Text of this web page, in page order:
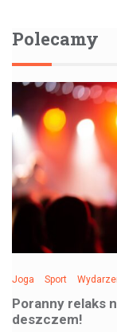
Polecamy
Joga Sport
Poranny relaks
deszczem!